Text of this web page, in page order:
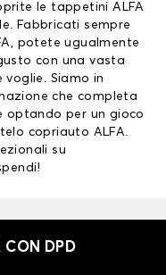
le tappetini ALFA
Fabbricati sempre
potete ugualmente
con una vasta
Siamo in
che completa
optando per un gioco
copriauto ALFA.
su
CON DPD